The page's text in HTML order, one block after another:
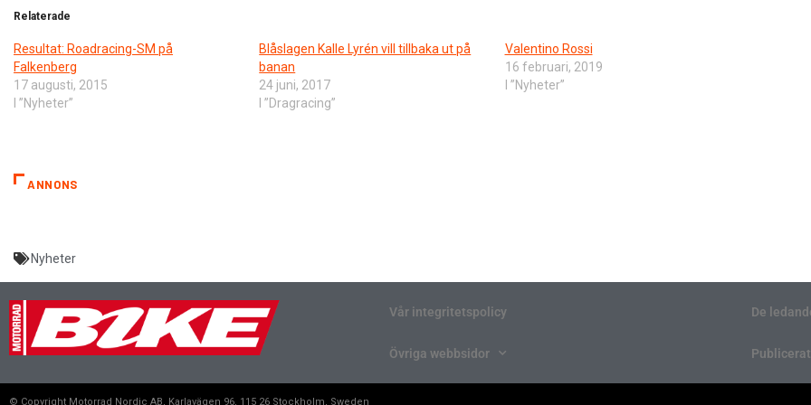
Relaterade
Resultat: Roadracing-SM på
Falkenberg
17 augusti, 2015
I ”Nyheter”
Blåslagen Kalle Lyrén vill tillbaka ut på
banan
24 juni, 2017
I ”Dragracing”
Valentino Rossi
16 februari, 2019
I ”Nyheter”
ANNONS
Nyheter
Vår integritetspolicy
Övriga webbsidor
De
Publicerat
© Copyright Motorrad Nordic AB, Karlavägen 96, 115 26 Stockholm, Sweden